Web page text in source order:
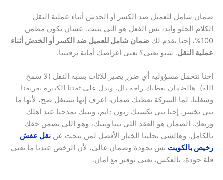
ضمان شامل للعميل ضد الكسر أو الخدش أثناء عملية النقل
الكلام الحلو وايد، بس الفعل هو اللي يثبت. عشان تكون مطمن
100%، إحنا نقدم لك
ضمان شامل للعميل ضد الكسر أو الخدش أثناء
عملية النقل. شنو يعني؟ يعني أغراضك أمانة برقبتنا.
إحنا نتحمل مسؤولية أي ضرر يصير للأثاث بسبة النقل (لا سمح
الله). هالضمان يعطيك راحة بال، ويدل على ثقتنا الكبيرة بفريقنا
وشغلنا. لما الشركة تعطيك ضمان، اعرف إنها تشتغل صح، لأنها ما
تبي تخسر. إحنا نبي نكسبك زبون دايم، ونبيك تمدحنا عند أهلك
وربعك. الضمان هو العقد اللي بينا وبينك، وهو اللي يضمن حقك
بالكامل. وهالشي يخلينا الخيار الأفضل لمن يبحث عن نقل عفش
رخيص بالكويت بس بجودة وضمان عالي، لأن الرخص عندنا ما يعني
قلة جودة، بالعكس، يعني توفير مع أمان.